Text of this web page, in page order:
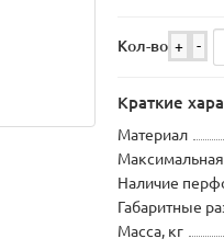
Кол-во + -
Краткие
Материал
Наличие
Габаритные
Масса, кг